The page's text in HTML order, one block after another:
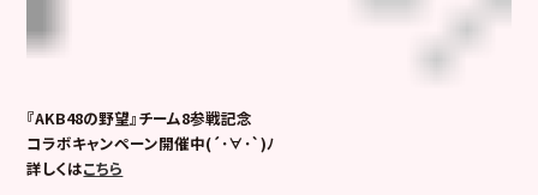
『AKB48の野望』チーム8参戦記念
コラボキャンペーン開催中(´･∀･`)ﾉ
詳しくはこちら